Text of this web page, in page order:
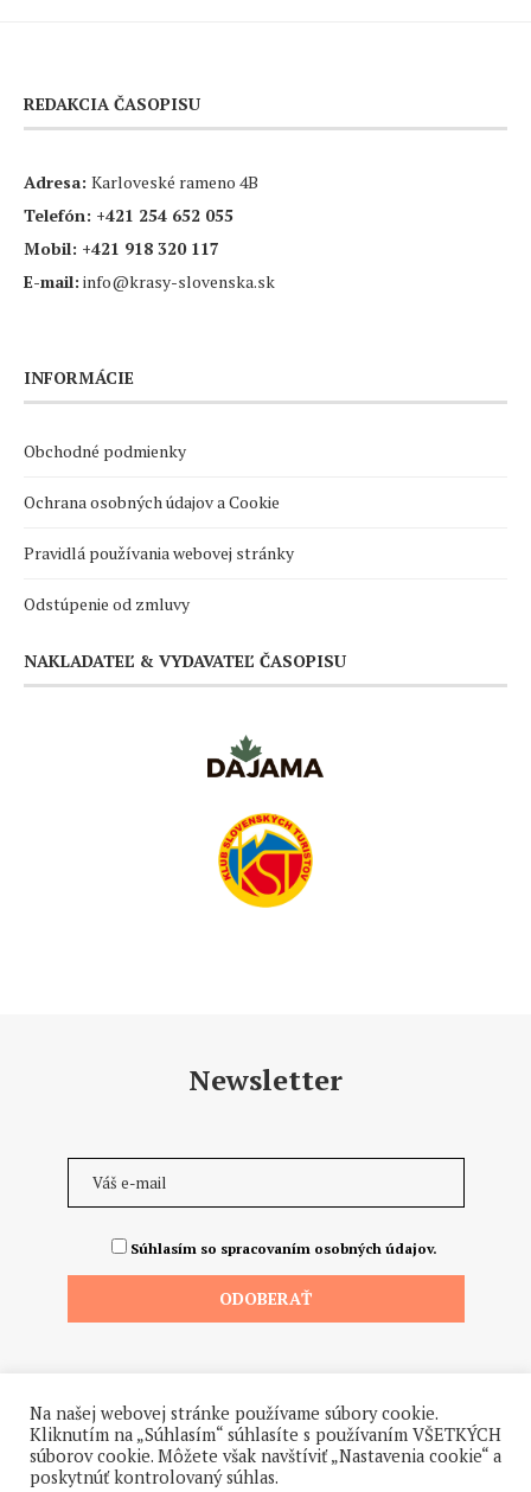
REDAKCIA ČASOPISU
Adresa: Karloveské rameno 4B
Telefón: +421 254 652 055
Mobil: +421 918 320 117
E-mail: info@krasy-slovenska.sk
INFORMÁCIE
Obchodné podmienky
Ochrana osobných údajov a Cookie
Pravidlá používania webovej stránky
Odstúpenie od zmluvy
NAKLADATEĽ & VYDAVATEĽ ČASOPISU
Newsletter
Súhlasím so spracovaním osobných údajov.
Na našej webovej stránke používame súbory cookie.
Kliknutím na „Súhlasím“ súhlasíte s používaním VŠETKÝCH
súborov cookie. Môžete však navštíviť „Nastavenia cookie“ a
poskytnúť kontrolovaný súhlas.